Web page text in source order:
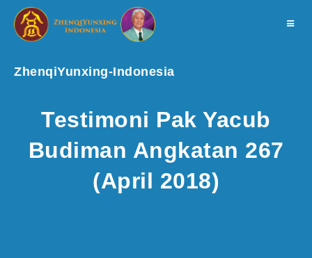
ZhenqiYunxing-Indonesia
Toggle
Testimoni Pak Yacub
Budiman Angkatan 267
(April 2018)